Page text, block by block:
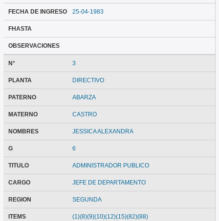
FECHA DE INGRESO 25-04-1983
FHASTA
OBSERVACIONES
N° 3
PLANTA DIRECTIVO
PATERNO ABARZA
MATERNO CASTRO
NOMBRES JESSICA ALEXANDRA
G 6
TITULO ADMINISTRADOR PUBLICO
CARGO JEFE DE DEPARTAMENTO
REGION SEGUNDA
ITEMS (1)(8)(9)(10)(12)(15)(82)(88)